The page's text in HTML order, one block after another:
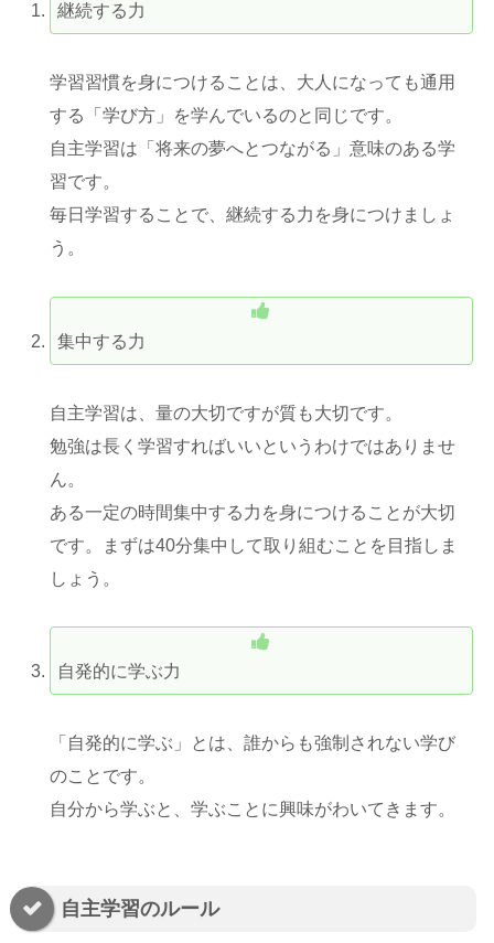
継続する力
学習習慣を身につけることは、大人になっても通用
する「学び方」を学んでいるのと同じです。
自主学習は「将来の夢へとつながる」意味のある学
習です。
毎日学習することで、継続する力を身につけましょ
う。
集中する力
自主学習は、量の大切ですが質も大切です。
勉強は長く学習すればいいというわけではありませ
ん。
ある一定の時間集中する力を身につけることが大切
です。まずは40分集中して取り組むことを目指しま
しょう。
自発的に学ぶ力
「自発的に学ぶ」とは、誰からも強制されない学び
のことです。
自分から学ぶと、学ぶことに興味がわいてきます。
自主学習のルール